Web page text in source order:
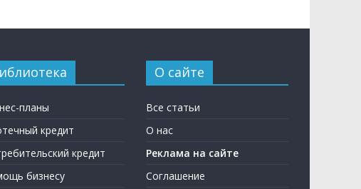
планы
кредит
кредит
бизнесу
О сайте
Все статьи
О нас
Реклама на сайте
Соглашение